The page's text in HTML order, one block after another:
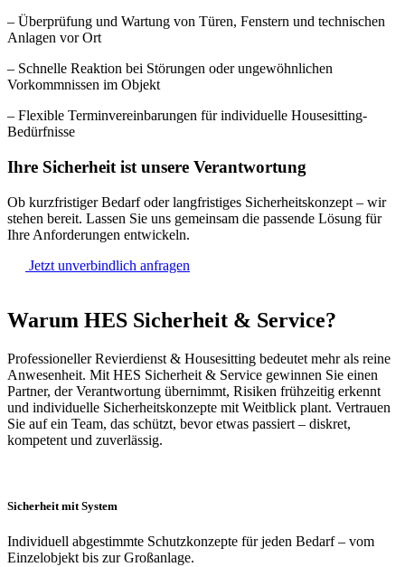
– Überprüfung und Wartung von Türen, Fenstern und technischen
Anlagen vor Ort
– Schnelle Reaktion bei Störungen oder ungewöhnlichen
Vorkommnissen im Objekt
– Flexible Terminvereinbarungen für individuelle Housesitting-
Bedürfnisse
Ihre Sicherheit ist unsere Verantwortung
Ob kurzfristiger Bedarf oder langfristiges Sicherheitskonzept – wir
stehen bereit. Lassen Sie uns gemeinsam die passende Lösung für
Ihre Anforderungen entwickeln.
Jetzt unverbindlich anfragen
Warum HES Sicherheit & Service?
Professioneller Revierdienst & Housesitting bedeutet mehr als reine
Anwesenheit. Mit HES Sicherheit & Service gewinnen Sie einen
Partner, der Verantwortung übernimmt, Risiken frühzeitig erkennt
und individuelle Sicherheitskonzepte mit Weitblick plant. Vertrauen
Sie auf ein Team, das schützt, bevor etwas passiert – diskret,
kompetent und zuverlässig.
Sicherheit mit System
Individuell abgestimmte Schutzkonzepte für jeden Bedarf – vom
Einzelobjekt bis zur Großanlage.